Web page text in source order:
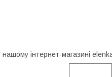
нашому інтернет-магазині